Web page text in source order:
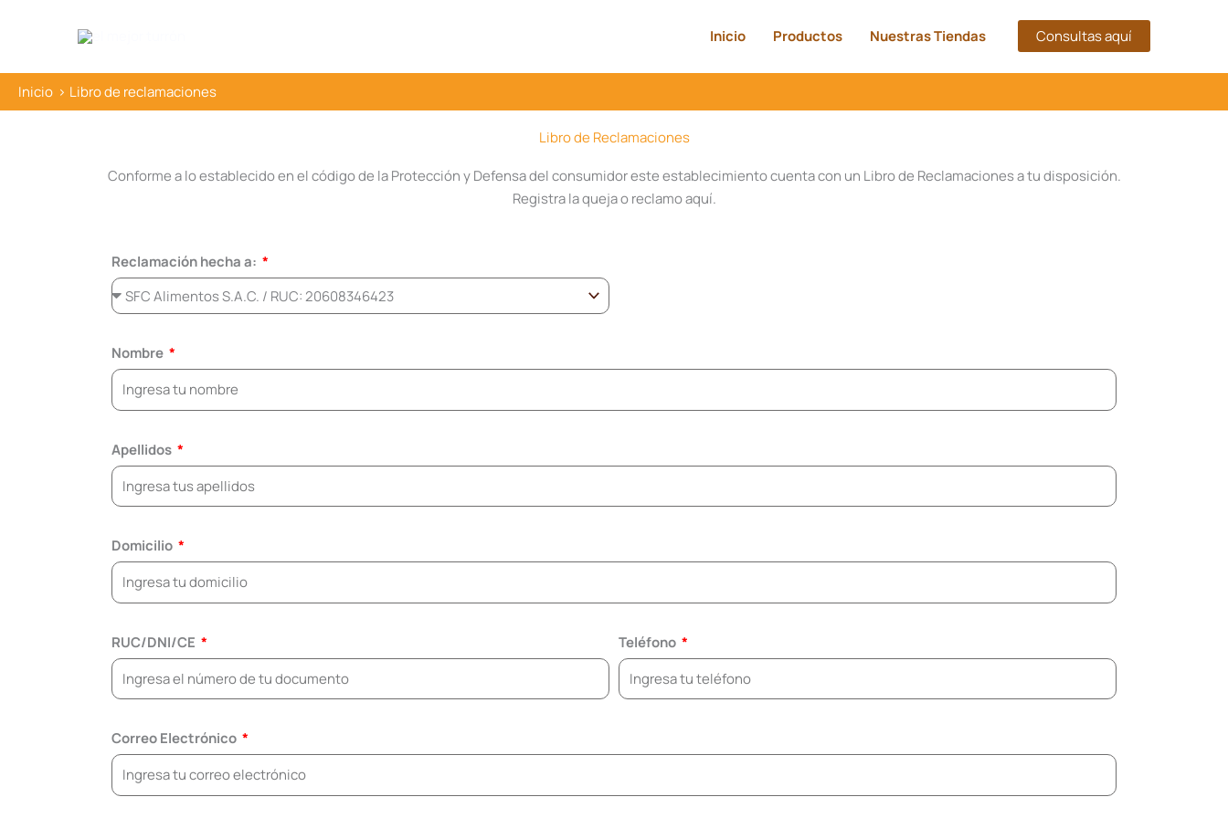
Inicio Productos Nuestras Tiendas Consultas aquí
Inicio Libro de reclamaciones
Libro de Reclamaciones
Conforme a lo establecido en el código de la Protección y Defensa del consumidor este establecimiento cuenta con un Libro de Reclamaciones a tu disposición.
Registra la queja o reclamo aquí.
Reclamación hecha a:
Nombre
Apellidos
Domicilio
RUC/DNI/CE Teléfono
Correo Electrónico